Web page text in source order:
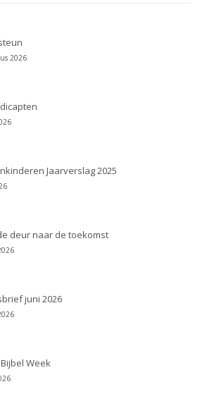
2026
Jaarverslag 2025
deur naar de toekomst
juni 2026
Week